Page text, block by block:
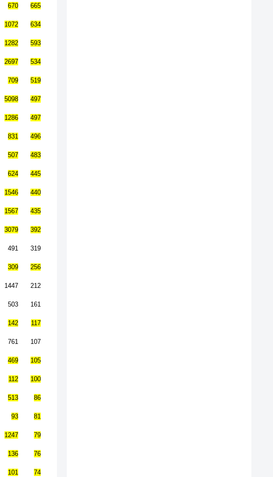
670 665
1072 634
1282 593
2697 534
709 519
5098 497
1286 497
831 496
507 483
624 445
1546 440
1567 435
3079 392
491 319
309 256
1447 212
503 161
142 117
761 107
469 105
112 100
513 86
93 81
1247 79
136 76
101 74